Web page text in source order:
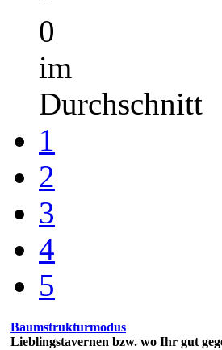
0
im
Durchschnitt
1
2
3
4
5
Baumstrukturmodus
Lieblingstavernen bzw. wo Ihr gut